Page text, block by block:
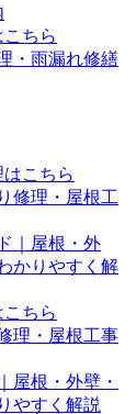
ちら
・雨漏れ修繕
こちら
修理・屋根工
｜屋根・外
かりやすく解
ちら
理・屋根工事
屋根・外壁・
やすく解説